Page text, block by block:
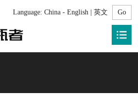
Language: China - English | 英文